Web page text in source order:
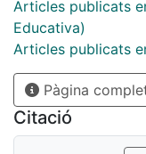
Articles publicats
Educativa)
Articles publicats
Pàgina
Citació